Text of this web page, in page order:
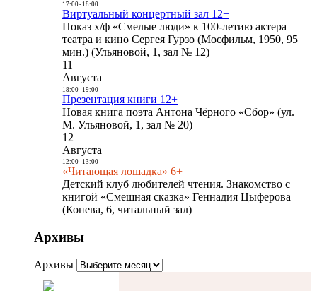
17:00- 18:00
Виртуальный концертный зал 12+
Показ х/ф «Смелые люди» к 100-летию актера
театра и кино Сергея Гурзо (Мосфильм, 1950, 95
мин.) (Ульяновой, 1, зал № 12)
11
Августа
18:00- 19:00
Презентация книги 12+
Новая книга поэта Антона Чёрного «Сбор» (ул.
М. Ульяновой, 1, зал № 20)
12
Августа
12:00- 13:00
«Читающая лошадка» 6+
Детский клуб любителей чтения. Знакомство с
книгой «Смешная сказка» Геннадия Цыферова
(Конева, 6, читальный зал)
Архивы
Архивы